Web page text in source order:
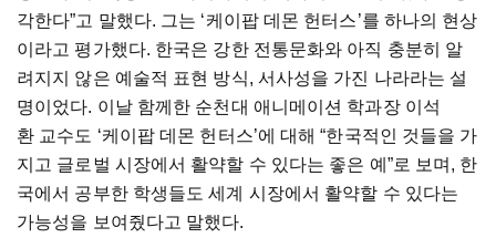
각한다”고 말했다. 그는 ‘케이팝 데몬 헌터스’를 하나의 현상
이라고 평가했다. 한국은 강한 전통문화와 아직 충분히 알
려지지 않은 예술적 표현 방식, 서사성을 가진 나라라는 설
명이었다. 이날 함께한 순천대 애니메이션 학과장 이석
환 교수도 ‘케이팝 데몬 헌터스’에 대해 “한국적인 것들을 가
지고 글로벌 시장에서 활약할 수 있다는 좋은 예”로 보며, 한
국에서 공부한 학생들도 세계 시장에서 활약할 수 있다는
가능성을 보여줬다고 말했다.